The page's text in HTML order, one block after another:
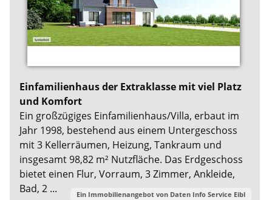
Einfamilienhaus der Extraklasse mit viel Platz
und Komfort
Ein großzügiges Einfamilienhaus/Villa, erbaut im
Jahr 1998, bestehend aus einem Untergeschoss
mit 3 Kellerräumen, Heizung, Tankraum und
insgesamt 98,82 m² Nutzfläche. Das Erdgeschoss
bietet einen Flur, Vorraum, 3 Zimmer, Ankleide,
Bad, 2 ...
Ein Immobilienangebot von Daten Info Service Eibl